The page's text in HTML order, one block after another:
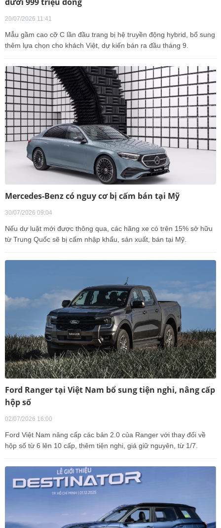
20/07/2026 11:41
Mẫu gầm cao cỡ C lần đầu trang bị hệ truyền động hybrid, bổ sung
thêm lựa chọn cho khách Việt, dự kiến bán ra đầu tháng 9.
Mercedes-Benz có nguy cơ bị cấm bán tại Mỹ
30/07/2026 09:04
Nếu dự luật mới được thông qua, các hãng xe có trên 15% sở hữu
từ Trung Quốc sẽ bị cấm nhập khẩu, sản xuất, bán tại Mỹ.
Ford Ranger tại Việt Nam bổ sung tiện nghi, nâng cấp
hộp số
02/07/2026 16:00
Ford Việt Nam nâng cấp các bản 2.0 của Ranger với thay đổi về
hộp số từ 6 lên 10 cấp, thêm tiện nghi, giá giữ nguyên, từ 1/7.